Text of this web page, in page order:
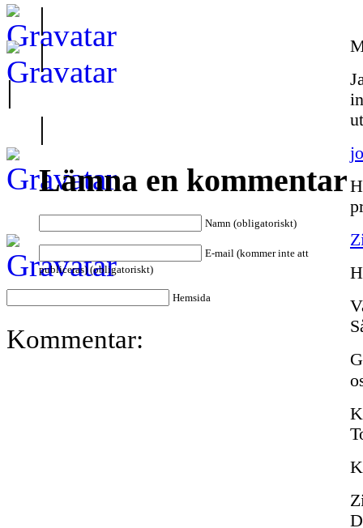
|
|
|
|
Lämna en kommentar
Namn (obligatoriskt)
E-mail (kommer inte att
publiceras) (obligatoriskt)
Hemsida
Kommentar: